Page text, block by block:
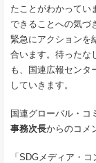
たことがわかってい
できることへの気づ
緊急にアクションを
合います。待ったな
も、国連広報センタ
していきます。
国連グローバル・コ
事務次長からのコメ
「SDGメディア・